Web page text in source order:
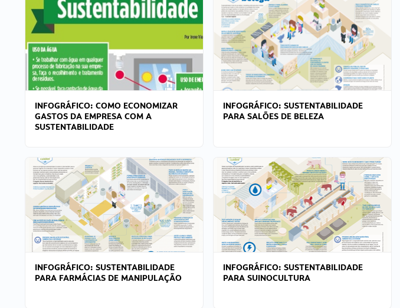
INFOGRÁFICO: COMO ECONOMIZAR
GASTOS DA EMPRESA COM A
SUSTENTABILIDADE
INFOGRÁFICO: SUSTENTABILIDADE
PARA SALÕES DE BELEZA
INFOGRÁFICO: SUSTENTABILIDADE
PARA FARMÁCIAS DE MANIPULAÇÃO
INFOGRÁFICO: SUSTENTABILIDADE
PARA SUINOCULTURA